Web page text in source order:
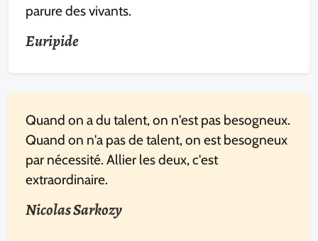
parure des vivants.
Euripide
Quand on a du talent, on n'est pas besogneux.
Quand on n'a pas de talent, on est besogneux
par nécessité. Allier les deux, c'est
extraordinaire.
Nicolas Sarkozy